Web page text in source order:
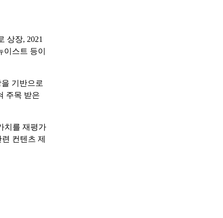
상장, 2021
스트 등이
기반으로
주목 받은
치를 재평가
컨텐츠 제